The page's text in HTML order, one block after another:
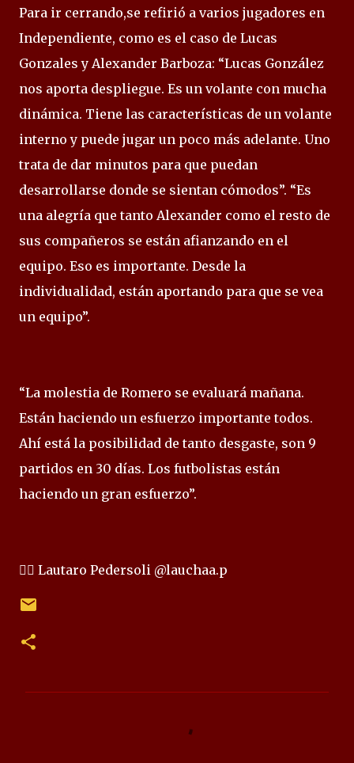
Para ir cerrando,se refirió a varios jugadores en
Independiente, como es el caso de Lucas
Gonzales y Alexander Barboza: “Lucas González
nos aporta despliegue. Es un volante con mucha
dinámica. Tiene las características de un volante
interno y puede jugar un poco más adelante. Uno
trata de dar minutos para que puedan
desarrollarse donde se sientan cómodos”. “Es
una alegría que tanto Alexander como el resto de
sus compañeros se están afianzando en el
equipo. Eso es importante. Desde la
individualidad, están aportando para que se vea
un equipo”.
“La molestia de Romero se evaluará mañana.
Están haciendo un esfuerzo importante todos.
Ahí está la posibilidad de tanto desgaste, son 9
partidos en 30 días. Los futbolistas están
haciendo un gran esfuerzo”.
✍🏻 Lautaro Pedersoli @lauchaa.p